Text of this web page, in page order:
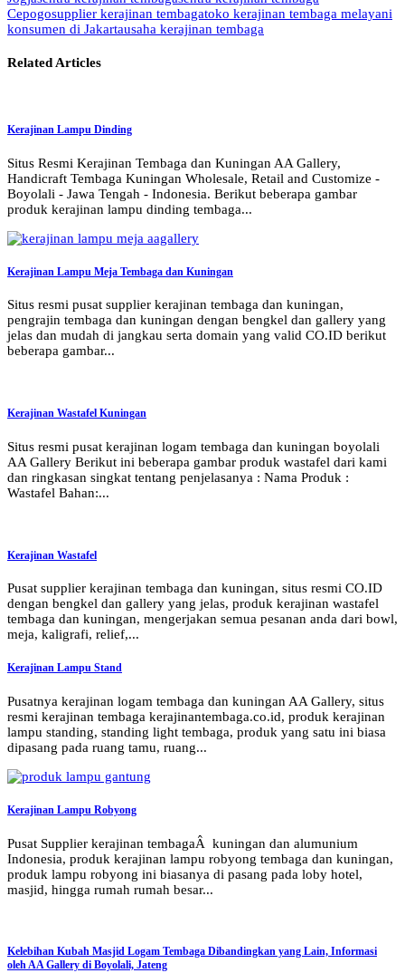
Cepogosupplier kerajinan tembagatoko kerajinan tembaga melayani
konsumen di Jakartausaha kerajinan tembaga
Related Articles
Kerajinan Lampu Dinding
Situs Resmi Kerajinan Tembaga dan Kuningan AA Gallery,
Handicraft Tembaga Kuningan Wholesale, Retail and Customize -
Boyolali - Jawa Tengah - Indonesia. Berikut beberapa gambar
produk kerajinan lampu dinding tembaga...
Kerajinan Lampu Meja Tembaga dan Kuningan
Situs resmi pusat supplier kerajinan tembaga dan kuningan,
pengrajin tembaga dan kuningan dengan bengkel dan gallery yang
jelas dan mudah di jangkau serta domain yang valid CO.ID berikut
beberapa gambar...
Kerajinan Wastafel Kuningan
Situs resmi pusat kerajinan logam tembaga dan kuningan boyolali
AA Gallery Berikut ini beberapa gambar produk wastafel dari kami
dan ringkasan singkat tentang penjelasanya : Nama Produk :
Wastafel Bahan:...
Kerajinan Wastafel
Pusat supplier kerajinan tembaga dan kuningan, situs resmi CO.ID
dengan bengkel dan gallery yang jelas, produk kerajinan wastafel
tembaga dan kuningan, mengerjakan semua pesanan anda dari bowl,
meja, kaligrafi, relief,...
Kerajinan Lampu Stand
Pusatnya kerajinan logam tembaga dan kuningan AA Gallery, situs
resmi kerajinan tembaga kerajinantembaga.co.id, produk kerajinan
lampu standing, standing light tembaga, produk yang satu ini biasa
dipasang pada ruang tamu, ruang...
Kerajinan Lampu Robyong
Pusat Supplier kerajinan tembagaÂ kuningan dan alumunium
Indonesia, produk kerajinan lampu robyong tembaga dan kuningan,
produk lampu robyong ini biasanya di pasang pada loby hotel,
masjid, hingga rumah rumah besar...
Kelebihan Kubah Masjid Logam Tembaga Dibandingkan yang Lain, Informasi
oleh AA Gallery di Boyolali, Jateng